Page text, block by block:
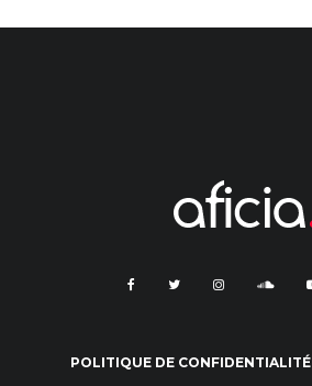
POLITIQUE DE CONFIDENTIALITÉ